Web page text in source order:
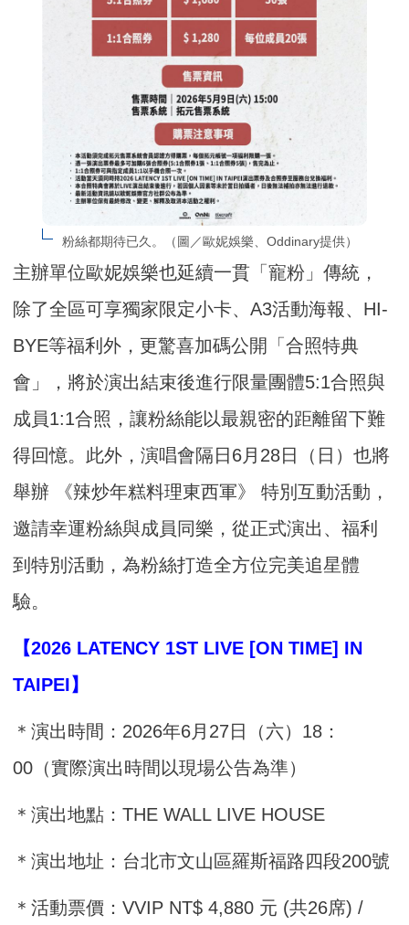
粉絲都期待已久。（圖／歐妮娛樂、Oddinary提供）
主辦單位歐妮娛樂也延續一貫「寵粉」傳統，
除了全區可享獨家限定小卡、A3活動海報、HI-
BYE等福利外，更驚喜加碼公開「合照特典
會」，將於演出結束後進行限量團體5:1合照與
成員1:1合照，讓粉絲能以最親密的距離留下難
得回憶。此外，演唱會隔日6月28日（日）也將
舉辦 《辣炒年糕料理東西軍》 特別互動活動，
邀請幸運粉絲與成員同樂，從正式演出、福利
到特別活動，為粉絲打造全方位完美追星體
驗。
【2026 LATENCY 1ST LIVE [ON TIME] IN
TAIPEI】
＊演出時間：2026年6月27日（六）18：
00（實際演出時間以現場公告為準）
＊演出地點：THE WALL LIVE HOUSE
＊演出地址：台北市文山區羅斯福路四段200號
＊活動票價：VVIP NT$ 4,880 元 (共26席) /